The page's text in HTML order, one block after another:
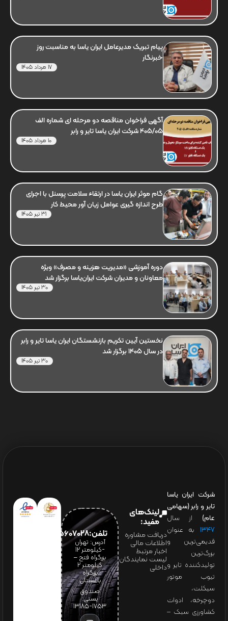
پیام تبریک مدیرعامل ایران یاسا به مناسبت روز
خبرنگار
17 مرداد 1405
آگهی فراخوان مناقصه دو مرحله ای شماره الف
405/05 شرکت ایران یاسا تایر و رابر
10 مرداد 1405
گام موثر ایران یاسا در ارتقاء سلامت پرسنل با اجرای
طرح اندازه گیری عوامل زیان آور محیط کار
31 تیر 1405
دوره آموزشی «مدیریت هزینه و مصرف» ویژه
معاونان و مدیران شرکت ایران‌یاسا برگزار شد
30 تیر 1405
نخستین آیین تکریم بازنشستگان ایران یاسا تایر و رابر
در سال 1405 برگزار شد
30 تیر 1405
شرکت ایران یاسا
تایر و رابر (سهامی
عام) از سال
۱۳۴۷ به عنوان
قدیمی‌ترین و
بزرگ‌ترین
تولیدکننده تایر و
تیوب موتور
سیکلت،
دوچرخه، ادوات
کشاورزی سبک –
لینک‌های
مفید:
دریافت مشاوره
اطلاعات مالی
اخبار مرتبط
لیست نمایندگان
داخلی
تلفن:65607028(021)
آدرس: تهران
-کیلومتر 12
بزرگراه فتح –
کیلومتر ۲
بزرگراه
باغستان
صندوق
پستی:
1753-13185